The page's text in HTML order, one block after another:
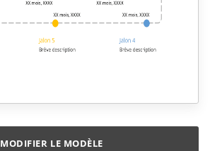
MODIFIER LE MODÈLE